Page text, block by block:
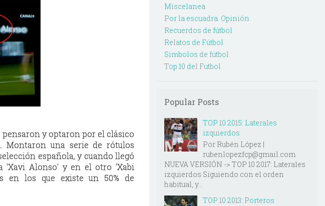
pensaron y optaron por el clásico
una serie de rótulos
española, y cuando llegó
'Xavi Alonso' y en el otro 'Xabi
en los que existe un 50% de
Miscelanea
Por la escuadra. Opinión
Recuerdos de fútbol
Relatos de Fútbol
Simbolos de fútbol
Top 10 del Futbol
Popular Posts
TOP 10 2015: Laterales
izquierdos
Por Rubén López |
rubenlopezfcp@gmail.com
NUEVA VERSIÓN -> TOP 10 2017: Laterales
izquierdos Siguiendo con el orden
habitual, y...
TOP 10 2013: Porteros